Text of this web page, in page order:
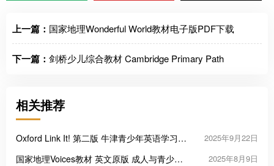
上一篇： 国家地理Wonderful World教材电子版PDF下载
下一篇： 剑桥少儿综合教材 Cambridge Primary Path
相关推荐
Oxford Link It! 第二版 牛津青少年英语学习教
2025年9月22日
国家地理Voices教材 英文原版 成人与青少年
2025年8月9日